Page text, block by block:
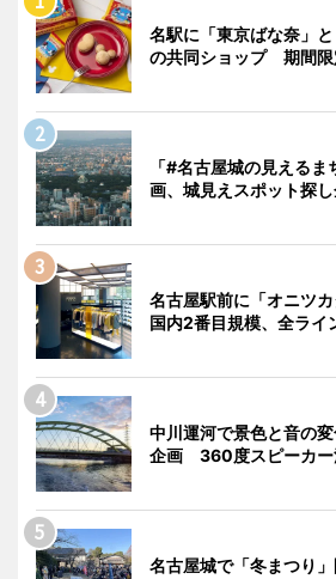
名駅に「東京ばな奈」
の共同ショップ 期間限
「#名古屋城の見える
画、城見えスポット探
名古屋駅前に「オニツ
国内2番目規模、全ライ
中川運河で景色と音の
企画 360度スピーカー
名古屋城で「冬まつり